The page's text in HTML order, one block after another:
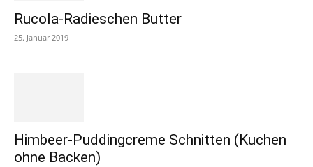
Rucola-Radieschen Butter
25. Januar 2019
Himbeer-Puddingcreme Schnitten (Kuchen
ohne Backen)